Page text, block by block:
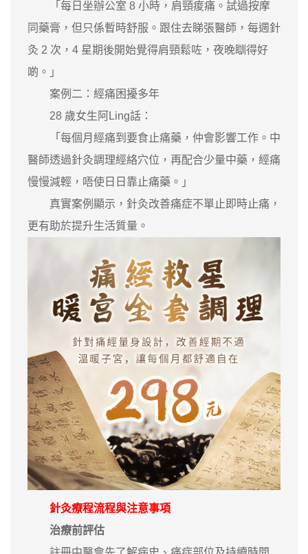
「每日坐辦公室 8 小時，肩頸痠痛。試過按摩
同藥膏，但只係暫時舒服。跟住去睇張醫師，每週針
灸 2 次，4 星期後開始覺得肩頸鬆咗，夜晚瞓得好
啲。」
案例二：經痛困擾多年
28 歲女生阿Ling話：
「每個月經痛到要食止痛藥，仲會影響工作。中
醫師透過針灸調理經絡穴位，再配合少量中藥，經痛
慢慢減輕，唔使日日靠止痛藥。」
真實案例顯示，針灸改善痛症不單止即時止痛，
更有助於提升生活質量。
針灸療程流程與注意事項
治療前評估